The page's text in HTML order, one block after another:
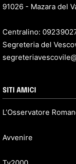
91026 - Mazara del
Centralino:
Segreteria del
SITI AMICI
L’Osservatore
Avvenire